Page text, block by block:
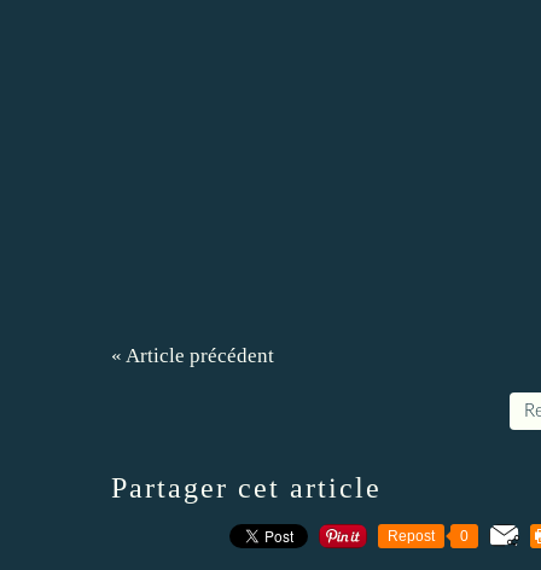
« Article précédent
Partager cet article
Repost 0